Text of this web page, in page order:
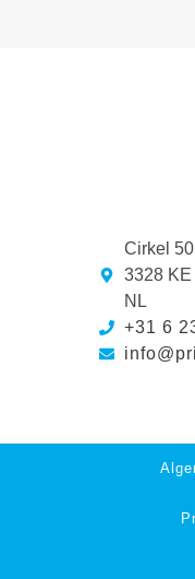
Cirkel 50
3328
NL
+31 6